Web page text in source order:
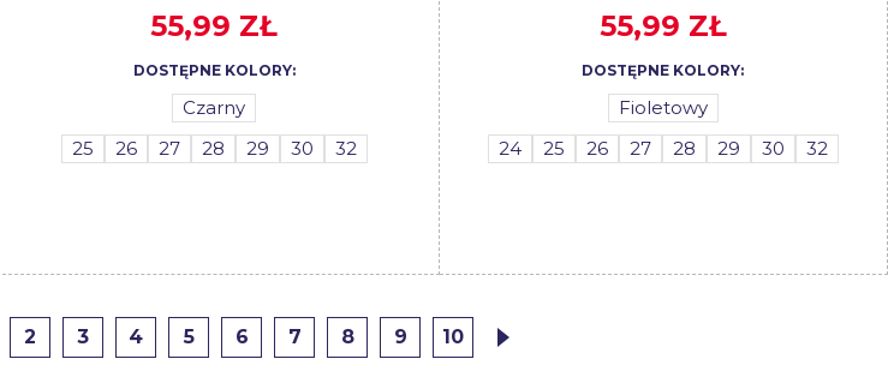
55,99 ZŁ
DOSTĘPNE KOLORY:
Czarny
25
26 27 28 29 30 32
55,99 ZŁ
DOSTĘPNE KOLORY:
Fioletowy
24
25 26 27 28 29 30 32
2 3 4 5 6 7 8 9 10